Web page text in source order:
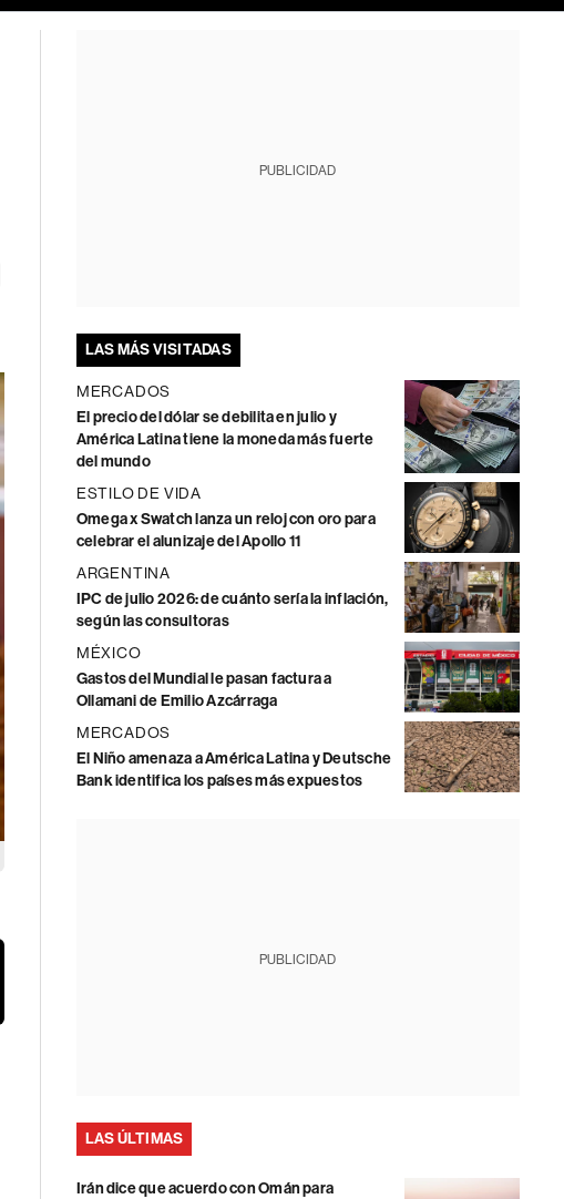
PUBLICIDAD
LAS MÁS VISITADAS
MERCADOS
El precio del dólar se debilita en julio y
América Latina tiene la moneda más fuerte
del mundo
ESTILO DE VIDA
Omega x Swatch lanza un reloj con oro para
celebrar el alunizaje del Apollo 11
ARGENTINA
IPC de julio 2026: de cuánto sería la inflación,
según las consultoras
MÉXICO
Gastos del Mundial le pasan factura a
Ollamani de Emilio Azcárraga
MERCADOS
El Niño amenaza a América Latina y Deutsche
Bank identifica los países más expuestos
PUBLICIDAD
LAS ÚLTIMAS
Irán dice que acuerdo con Omán para